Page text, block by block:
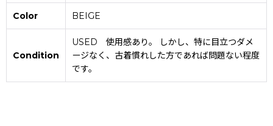
Color BEIGE
Condition
USED 使用感あり。 しかし、特に目立つダメ
ージなく、古着慣れした方であれば問題ない程度
です。